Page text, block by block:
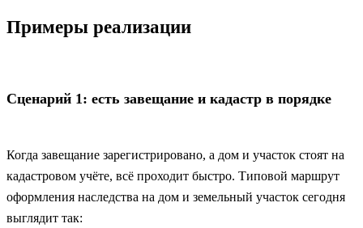
Примеры реализации
Сценарий 1: есть завещание и кадастр в порядке
Когда завещание зарегистрировано, а дом и участок стоят на
кадастровом учёте, всё проходит быстро. Типовой маршрут
оформления наследства на дом и земельный участок сегодня
выглядит так: